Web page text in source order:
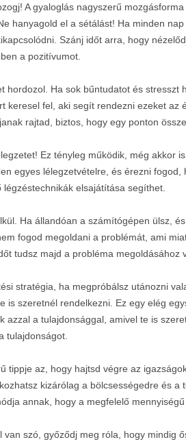
A gyaloglás nagyszerű
hanyagold el a sétálást! Ha minden
Szánj időt arra, hogy
a pozitívumot.
hordozol. Ha sok bűntudatot és stresszt
keresel fel, aki segít rendezni ezeket az
rajtad, biztos, hogy egy ponton
Ez tényleg működik, még akkor
egyes lélegzetvételre, és érezni
elsajátítása segíthet.
Ha állandóan a számítógépen ülsz,
fogod megoldani a problémát, ami
tudsz majd a probléma megoldásához
stratégia, ha megpróbálsz utánozni
is szeretnél rendelkezni. Ez egy elég
azzal a tulajdonsággal, amivel te is
tulajdonságot.
tippje az, hogy hajtsd végre az
kizárólag a bölcsességedre és a
annak, hogy a megfelelő
van szó, győződj meg róla, hogy mindig